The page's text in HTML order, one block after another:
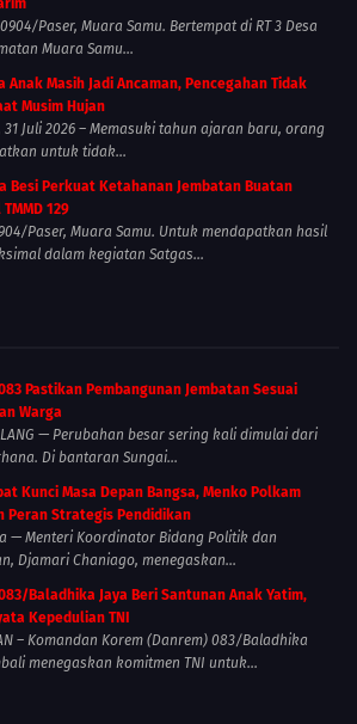
Paser, Muara Samu. Bertempat di RT 3 Desa
Muara Samu...
Anak Masih Jadi Ancaman, Pencegahan Tidak
Musim Hujan
31 Juli 2026 – Memasuki tahun ajaran baru, orang
untuk tidak...
Besi Perkuat Ketahanan Jembatan Buatan
129
Paser, Muara Samu. Untuk mendapatkan hasil
dalam kegiatan Satgas...
Pastikan Pembangunan Jembatan Sesuai
Warga
— Perubahan besar sering kali dimulai dari
Di bantaran Sungai...
Kunci Masa Depan Bangsa, Menko Polkam
Peran Strategis Pendidikan
— Menteri Koordinator Bidang Politik dan
Djamari Chaniago, menegaskan...
Baladhika Jaya Beri Santunan Anak Yatim,
Kepedulian TNI
– Komandan Korem (Danrem) 083/Baladhika
menegaskan komitmen TNI untuk...